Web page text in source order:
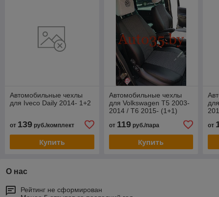
Автомобильные чехлы
для Iveco Daily 2014- 1+2
от 139 руб./комплект
Купить
Автомобильные чехлы
для Volkswagen T5 2003-
2014 / T6 2015- (1+1)
от 119руб./пара
Купить
от
О нас
Рейтинг не сформирован